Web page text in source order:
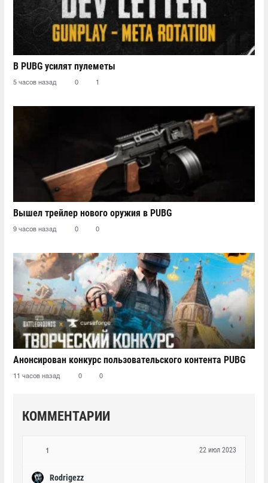
В PUBG усилят пулеметы
5 часов назад 0 1
Вышел трейлер нового оружия в PUBG
9 часов назад 0 0
Анонсирован конкурс пользовательского контента PUBG
11 часов назад 0 0
КОММЕНТАРИИ
1
Rodrigezz
22 июл 2023